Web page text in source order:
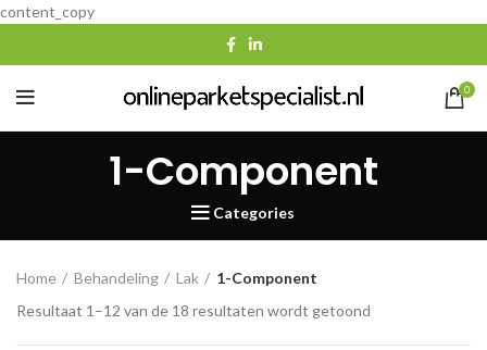
content_copy
0
1-Component
Categories
Home Behandeling Lak
1-Component
Resultaat 1–12 van de 18 resultaten wordt getoond